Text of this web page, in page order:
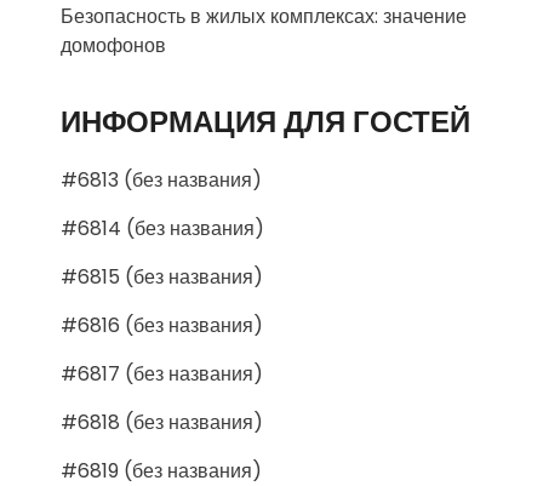
Безопасность в жилых комплексах: значение
домофонов
ИНФОРМАЦИЯ ДЛЯ ГОСТЕЙ
#6813 (без названия)
#6814 (без названия)
#6815 (без названия)
#6816 (без названия)
#6817 (без названия)
#6818 (без названия)
#6819 (без названия)